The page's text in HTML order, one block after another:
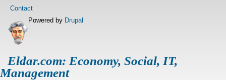
Skip
main
content
Footer
Contact
Eldar.com: Economy, Social, IT,
Management
Powered by Drupal